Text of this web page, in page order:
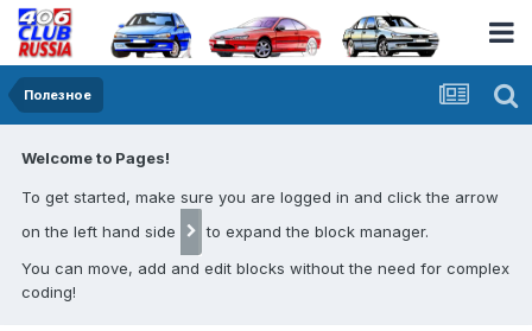
Полезное
Welcome to Pages!
To get started, make sure you are logged in and click the arrow
on the left hand side
to expand the block manager.
You can move, add and edit blocks without the need for complex
coding!